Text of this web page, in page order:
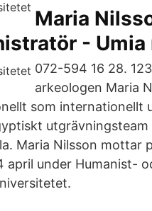
Maria
- Umia
072-594 16 28.
arkeologen Maria
som internationellt
Maria Nilsson mottar
april under Humanist-